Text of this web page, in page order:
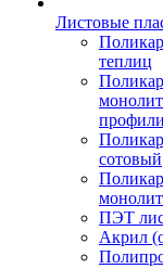
Листовые
теплиц
сотовый
ПЭТ
Акрил